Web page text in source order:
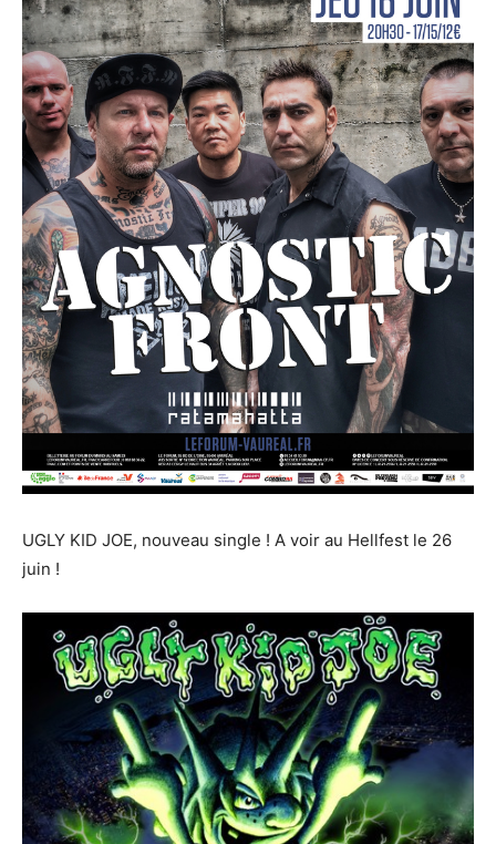
UGLY KID JOE, nouveau single ! A voir au Hellfest le 26
juin !